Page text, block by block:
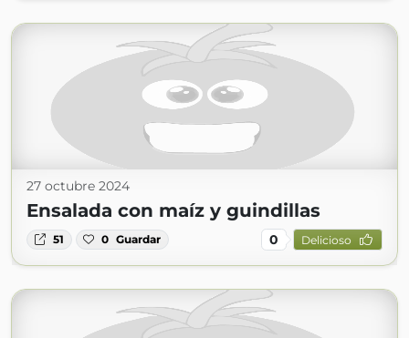
27 octubre 2024
Ensalada con maíz y guindillas
51 0 Guardar 0 Delicioso